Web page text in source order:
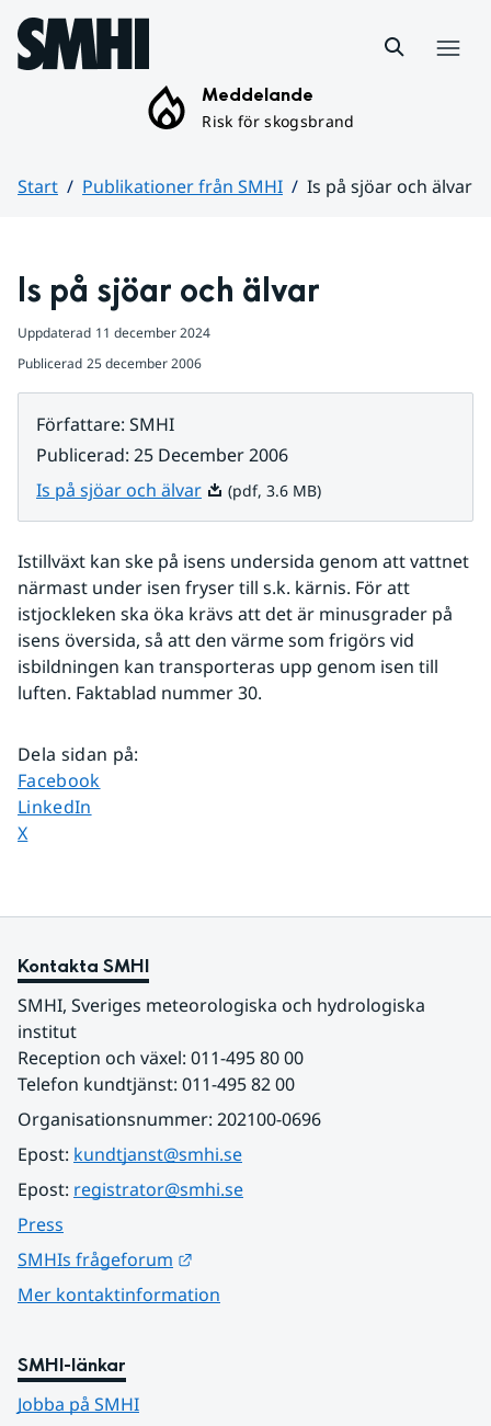
Hoppa till sidans innehåll
Meddelande
Risk för skogsbrand
Start Publikationer från SMHI
Is på sjöar och älvar
Is på sjöar och älvar
Uppdaterad 11 december 2024
Publicerad 25 december 2006
Författare: SMHI
Publicerad: 25 December 2006
Is på sjöar och älvarPdf, 3.6 MB.
(pdf, 3.6 MB)
Istillväxt kan ske på isens undersida genom att vattnet
närmast under isen fryser till s.k. kärnis. För att
istjockleken ska öka krävs att det är minusgrader på
isens översida, så att den värme som frigörs vid
isbildningen kan transporteras upp genom isen till
luften. Faktablad nummer 30.
Dela sidan på:
Dela sidan på
Facebook
Dela sidan på
LinkedIn
Dela sidan på
X
Kontakta SMHI
SMHI, Sveriges meteorologiska och hydrologiska
institut
Reception och växel: 011-495 80 00
Telefon kundtjänst: 011-495 82 00
Organisationsnummer: 202100-0696
Epost: kundtjanst@smhi.se
Epost: registrator@smhi.se
Press
SMHIs frågeforum
Mer kontaktinformation
SMHI-länkar
Jobba på SMHI